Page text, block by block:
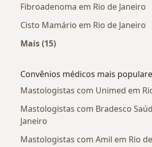
Fibroadenoma em Rio de Janeiro
Cisto Mamário em Rio de Janeiro
Mais (15)
Convênios médicos mais
Mastologistas com Unimed em
Mastologistas com Bradesco
Janeiro
Mastologistas com Amil em Rio